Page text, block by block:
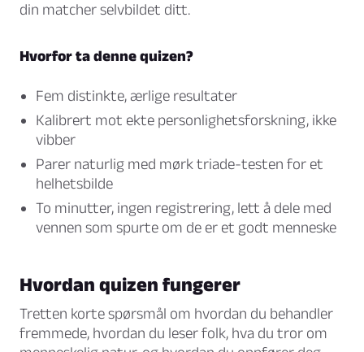
din matcher selvbildet ditt.
Hvorfor ta denne quizen?
Fem distinkte, ærlige resultater
Kalibrert mot ekte personlighetsforskning, ikke
vibber
Parer naturlig med mørk triade-testen for et
helhetsbilde
To minutter, ingen registrering, lett å dele med
vennen som spurte om de er et godt menneske
Hvordan quizen fungerer
Tretten korte spørsmål om hvordan du behandler
fremmede, hvordan du leser folk, hva du tror om